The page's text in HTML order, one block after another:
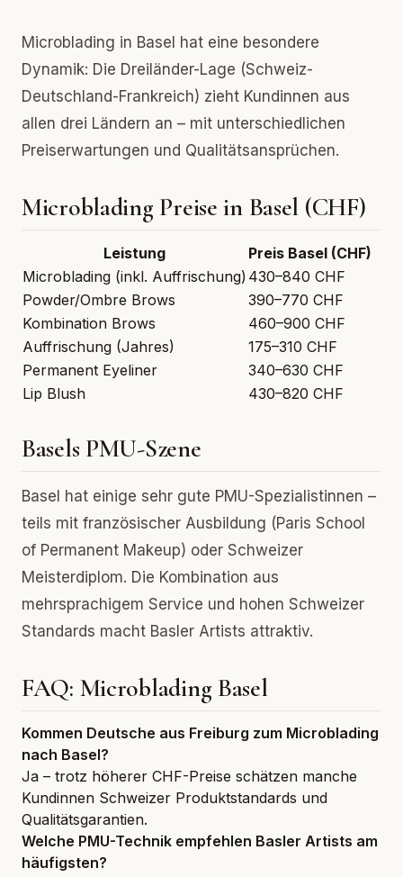
Microblading in Basel hat eine besondere
Dynamik: Die Dreiländer-Lage (Schweiz-
Deutschland-Frankreich) zieht Kundinnen aus
allen drei Ländern an – mit unterschiedlichen
Preiserwartungen und Qualitätsansprüchen.
Microblading Preise in Basel (CHF)
Leistung
Preis Basel (CHF)
Microblading (inkl. Auffrischung) 430–840 CHF
Powder/Ombre Brows
390–770 CHF
Kombination Brows
460–900 CHF
Auffrischung (Jahres)
175–310 CHF
Permanent Eyeliner
340–630 CHF
Lip Blush
430–820 CHF
Basels PMU-Szene
Basel hat einige sehr gute PMU-Spezialistinnen –
teils mit französischer Ausbildung (Paris School
of Permanent Makeup) oder Schweizer
Meisterdiplom. Die Kombination aus
mehrsprachigem Service und hohen Schweizer
Standards macht Basler Artists attraktiv.
FAQ: Microblading Basel
Kommen Deutsche aus Freiburg zum Microblading
nach Basel?
Ja – trotz höherer CHF-Preise schätzen manche
Kundinnen Schweizer Produktstandards und
Qualitätsgarantien.
Welche PMU-Technik empfehlen Basler Artists am
häufigsten?